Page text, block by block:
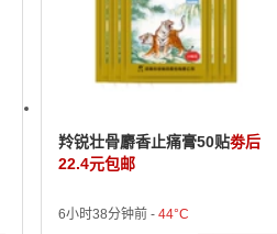
羚锐壮骨麝香止痛膏50贴劵后
22.4元包邮
6小时38分钟前 - 44°C